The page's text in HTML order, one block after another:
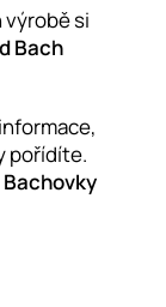
si
Bach
pořídíte.
Bachovky